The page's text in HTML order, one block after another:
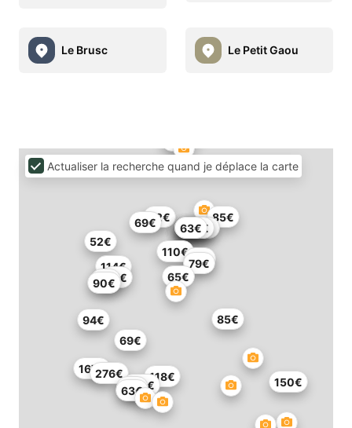
Le Brusc Le Petit Gaou
513€
71€
110€
276€
67€
79€
52€
3451€
247€
78€
85€
85€
628€
78€
69€
82€
69€
90€
132€
94€
114€
65€
150€
118€
1€
167€
63€
63€
Actualiser la recherche quand je déplace la carte